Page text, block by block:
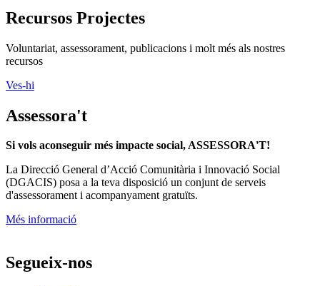
Recursos Projectes
Voluntariat, assessorament, publicacions i molt més als nostres
recursos
Ves-hi
Assessora't
Si vols aconseguir més impacte social, ASSESSORA'T!
La Direcció General d’Acció Comunitària i Innovació Social
(DGACIS) posa a la teva disposició un conjunt de serveis
d'assessorament i acompanyament gratuïts.
Més informació
Segueix-nos